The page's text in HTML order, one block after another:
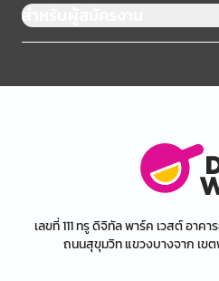
สำหรับผู้สมัครงาน
เลขที่ 111 ทรู ดิจิทัล พาร์ค เวสต์ อาค
ถนนสุขุมวิท แขวงบางจาก เข